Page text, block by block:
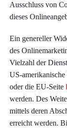
Ausschluss von
dieses
Ein genereller
des
Vielzahl der
US-amerikanische
oder die EU-Seite
werden. Des
mittels deren
erreicht werden.